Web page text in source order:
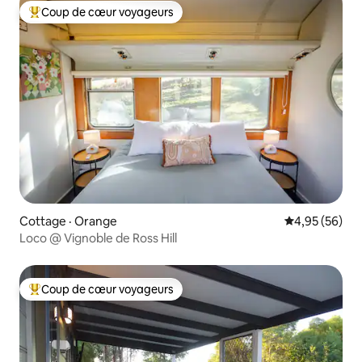
Coup de cœur voyageurs parmi les plus aimés
Coup de cœur voyageurs
Cottage · Orange Note
4,95 (56)
Loco @ Vignoble de Ross Hill
Coup de cœur voyageurs parmi les plus aimés
Coup de cœur voyageurs